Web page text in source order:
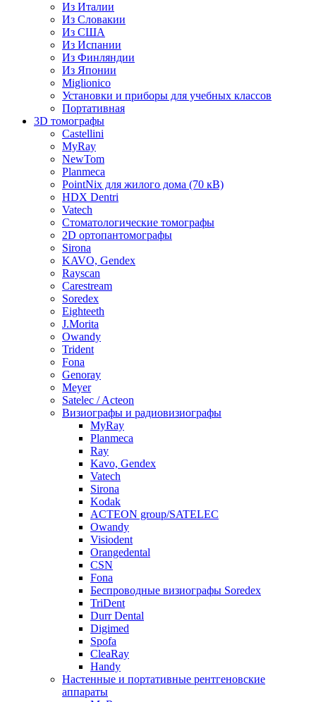
Из Италии
Из Словакии
Из США
Из Испании
Из Финляндии
Из Японии
Miglionico
Установки и приборы для учебных классов
Портативная
3D томографы
Castellini
MyRay
NewTom
Planmeca
PointNix для жилого дома (70 кВ)
HDX Dentri
Vatech
Стоматологические томографы
2D ортопантомографы
Sirona
KAVO, Gendex
Rayscan
Carestream
Soredex
Eighteeth
J.Morita
Owandy
Trident
Fona
Genoray
Meyer
Satelec / Acteon
Визиографы и радиовизиографы
MyRay
Planmeca
Ray
Kavo, Gendex
Vatech
Sirona
Kodak
ACTEON group/SATELEC
Owandy
Visiodent
Orangedental
CSN
Fona
Беспроводные визиографы Soredex
TriDent
Durr Dental
Digimed
Spofa
CleaRay
Handy
Настенные и портативные рентгеновские
аппараты